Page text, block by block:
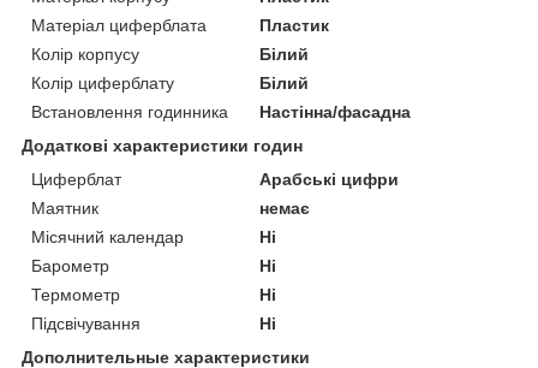
Матеріал циферблата
Пластик
Колір корпусу
Білий
Колір циферблату
Білий
Встановлення годинника
Настінна/фасадна
Додаткові характеристики годин
Циферблат
Арабські цифри
Маятник
немає
Місячний календар
Ні
Барометр
Ні
Термометр
Ні
Підсвічування
Ні
Дополнительные характеристики